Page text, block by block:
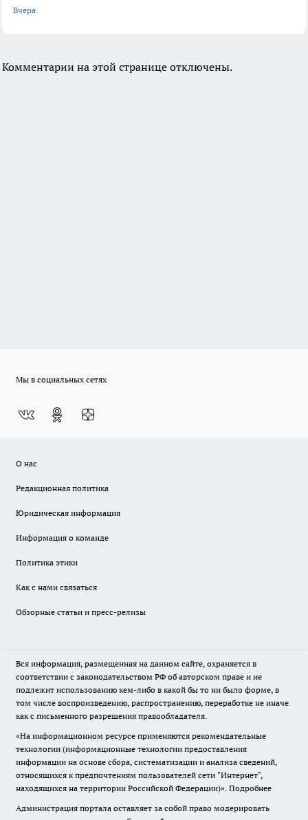
Вчера
Комментарии на этой странице отключены.
Мы в социальных сетях
О нас
Редакционная политика
Юридическая информация
Информация о команде
Политика этики
Как с нами связаться
Обзорные статьи и пресс-релизы
Вся информация, размещенная на данном сайте, охраняется в
соответствии с законодательством РФ об авторском праве и не
подлежит использованию кем-либо в какой бы то ни было форме, в
том числе воспроизведению, распространению, переработке не иначе
как с письменного разрешения правообладателя.
«На информационном ресурсе применяются рекомендательные
технологии (информационные технологии предоставления
информации на основе сбора, систематизации и анализа сведений,
относящихся к предпочтениям пользователей сети "Интернет",
находящихся на территории Российской Федерации)». Подробнее
Администрация портала оставляет за собой право модерировать